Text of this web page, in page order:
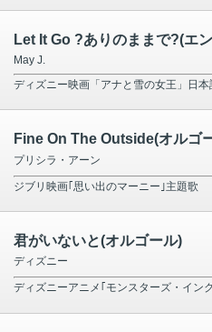
Let It Go ?ありのままで?(エ
May J.
ディズニー映画「アナと雪の女王」日本
Fine On The Outside(オルゴ
プリシラ・アーン
ジブリ映画｢思い出のマーニー｣主題歌
君がいないと(オルゴール)
ディズニー
ディズニーアニメ｢モンスターズ・イン